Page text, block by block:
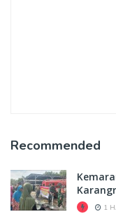
Recommended
1